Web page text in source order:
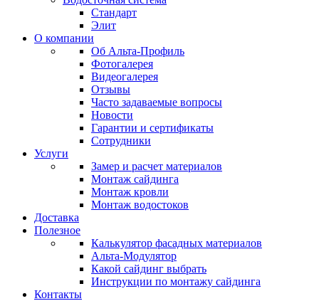
Стандарт
Элит
О компании
Об Альта-Профиль
Фотогалерея
Видеогалерея
Отзывы
Часто задаваемые вопросы
Новости
Гарантии и сертификаты
Сотрудники
Услуги
Замер и расчет материалов
Монтаж сайдинга
Монтаж кровли
Монтаж водостоков
Доставка
Полезное
Калькулятор фасадных материалов
Альта-Модулятор
Какой сайдинг выбрать
Инструкции по монтажу сайдинга
Контакты